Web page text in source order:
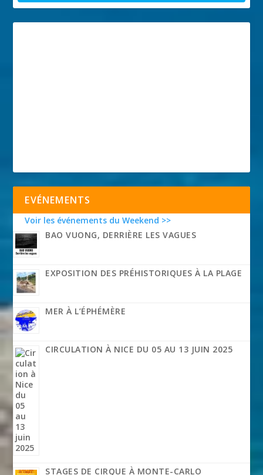
EVÉNEMENTS
Voir les événements du Weekend >>
BAO VUONG, DERRIÈRE LES VAGUES
EXPOSITION DES PRÉHISTORIQUES À LA PLAGE
MER À L’ÉPHÉMÈRE
CIRCULATION À NICE DU 05 AU 13 JUIN 2025
STAGES DE CIRQUE À MONTE-CARLO